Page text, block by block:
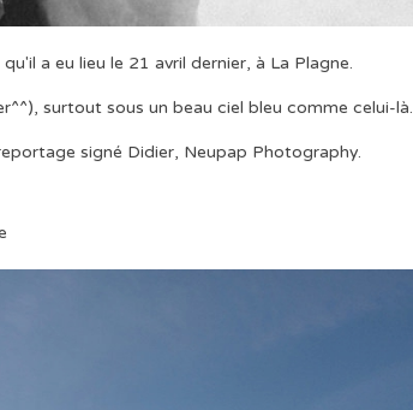
a eu lieu le 21 avril dernier, à La Plagne.
surtout sous un beau ciel bleu comme celui-là.
signé Didier, Neupap Photography.